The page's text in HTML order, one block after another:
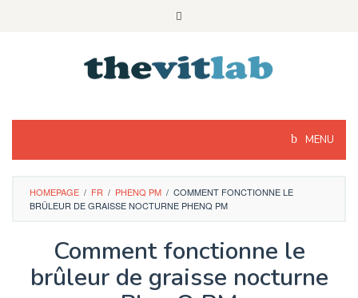
MENU
HOMEPAGE / FR / PHENQ PM / COMMENT FONCTIONNE LE
BRÛLEUR DE GRAISSE NOCTURNE PHENQ PM
Comment fonctionne le
brûleur de graisse nocturne